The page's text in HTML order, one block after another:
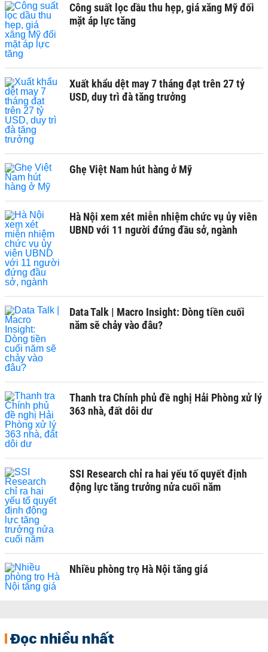
Công suất lọc dầu thu hẹp, giá xăng Mỹ đối
mặt áp lực tăng
Xuất khẩu dệt may 7 tháng đạt trên 27 tỷ
USD, duy trì đà tăng trưởng
Ghẹ Việt Nam hút hàng ở Mỹ
Hà Nội xem xét miễn nhiệm chức vụ ủy viên
UBND với 11 người đứng đầu sở, ngành
Data Talk | Macro Insight: Dòng tiền cuối
năm sẽ chảy vào đâu?
Thanh tra Chính phủ đề nghị Hải Phòng xử lý
363 nhà, đất dôi dư
SSI Research chỉ ra hai yếu tố quyết định
động lực tăng trưởng nửa cuối năm
Nhiều phòng trọ Hà Nội tăng giá
Đọc nhiều nhất